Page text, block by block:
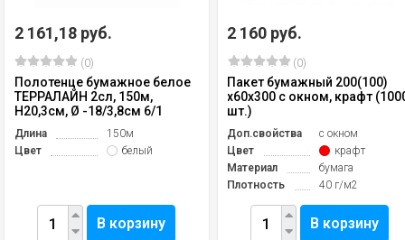
2 161,18 руб.
(0)
Полотенце бумажное белое
ТЕРРАЛАЙН 2сл, 150м,
H20,3см, Ø -18/3,8см 6/1
Длина
150м
Цвет
белый
В корзину
2 160 руб.
(0)
Пакет бумажный 200(100)
х60х300 с окном, крафт
шт.)
Доп.свойства
с окном
Цвет
крафт
Материал
бумага
Плотность
40 г/м2
В корзину